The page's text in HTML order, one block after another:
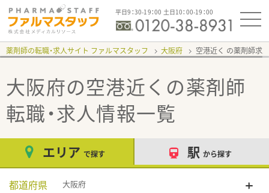
平日9：30-19：00 土日10：00-19：00
薬剤師の転職・求人サイト ファルマスタッフ 大阪府 空港近く
大阪府の空港近く の薬剤師
転職・求人情報一覧
エリア で探す 駅 から探す
都道府県 大阪府